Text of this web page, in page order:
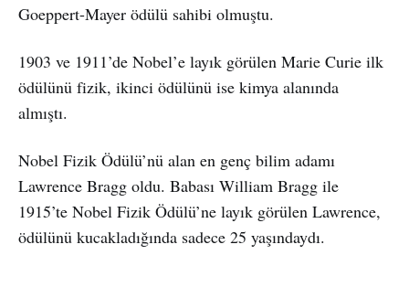
Goeppert-Mayer ödülü sahibi olmuştu.
1903 ve 1911’de Nobel’e layık görülen Marie Curie ilk
ödülünü fizik, ikinci ödülünü ise kimya alanında
almıştı.
Nobel Fizik Ödülü’nü alan en genç bilim adamı
Lawrence Bragg oldu. Babası William Bragg ile
1915’te Nobel Fizik Ödülü’ne layık görülen Lawrence,
ödülünü kucakladığında sadece 25 yaşındaydı.